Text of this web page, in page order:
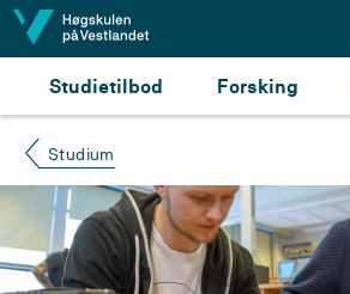
Hopp til innhald
Studietilbod Forsking
Studium